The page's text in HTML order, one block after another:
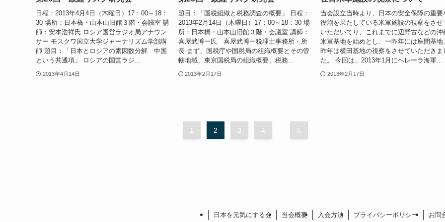
日程：2013年4月4日（木曜日）17：00～18：
30 場所：日本橋・山本山旧館３階・会議室 講
師：安本浩祥氏 ロシア国営ラジオ局アナウン
サー モスクワ国立大学ジャーナリズム学部講
師 題目：「日本とロシアの素因数分解 中国
という共通項」 ロシアの国営ラジ...
2013年4月14日
題目：「国税組織と税務調査の概要」 日程：
2013年2月14日（木曜日）17：00～18：30 場
所：日本橋・山本山旧館３階・会議室 講師：
喜屋武博一氏 喜屋武博一税理士事務所・所
長 まず、国税庁や国税局の組織概要とその管
轄地域、東京国税局の組織概要、税務...
2013年2月17日
当会設立当時より、日本の安全保障の重要
役割を果たしている米軍施設の視察をさせ
いただいてり、これまでに辺野古などの沖
米軍基地を始めとし、一昨年には座間基地
昨年は横田基地の視察をさせていただきま
た。 今回は、2013年1月にヘレーラ海軍...
2013年2月17日
1 2 3 4 5
日本を元気にする会 当会概要 入会方法 プライバシーポリシー お問